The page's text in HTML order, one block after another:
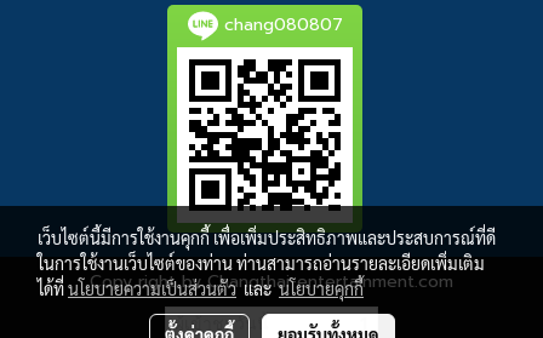
chang080807
Copy right by Changthai-entertainment.com
ผู้เข้าชมวันนี้
เว็บไซต์นี้มีการใช้งานคุกกี้ เพื่อเพิ่มประสิทธิภาพและประสบการณ์ที่ดี
ในการใช้งานเว็บไซต์ของท่าน ท่านสามารถอ่านรายละเอียดเพิ่มเติม
ได้ที่นโยบายความเป็นส่วนตัวและนโยบายคุกกี้